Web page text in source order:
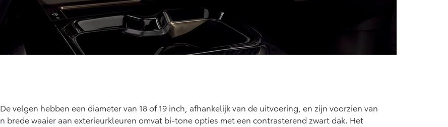
velgen hebben een diameter van 18 of 19 inch, afhankelijk van de uitvoering, en zijn voorzien van
brede waaier aan exterieurkleuren omvat bi-tone opties met een contrasterend zwart dak. Het